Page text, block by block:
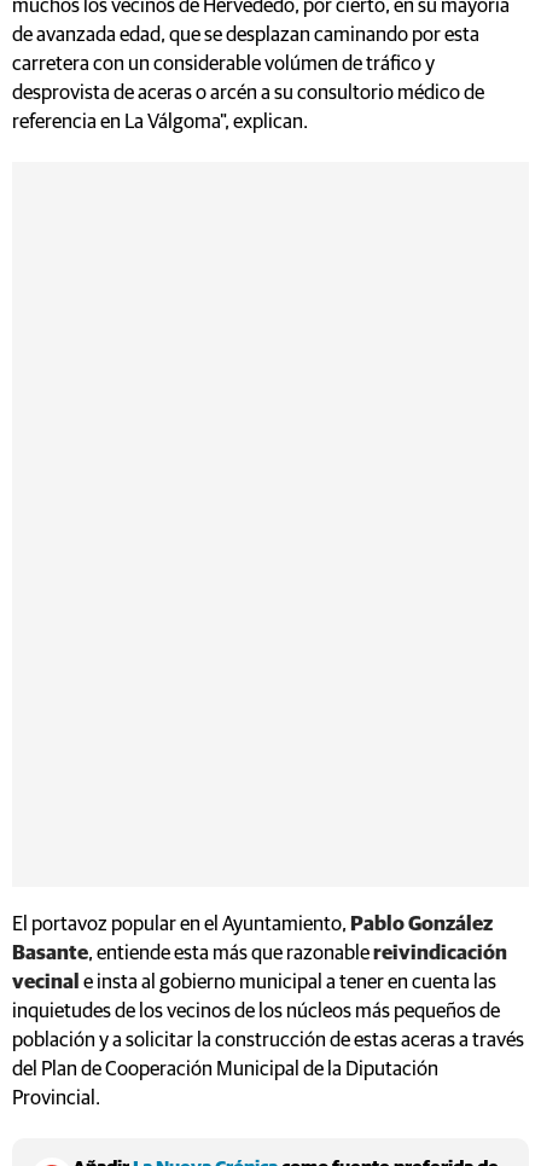
de avanzada edad, que se desplazan caminando por esta
carretera con un considerable volúmen de tráfico y
desprovista de aceras o arcén a su consultorio médico de
referencia en La Válgoma", explican.
El portavoz popular en el Ayuntamiento, Pablo González
Basante
, entiende esta más que razonable
reivindicación
vecinal e insta al gobierno municipal a tener en cuenta las
inquietudes de los vecinos de los núcleos más pequeños de
población y a solicitar la construcción de estas aceras a través
del Plan de Cooperación Municipal de la Diputación
Provincial.
Añadir La Nueva Crónica
como fuente preferida de